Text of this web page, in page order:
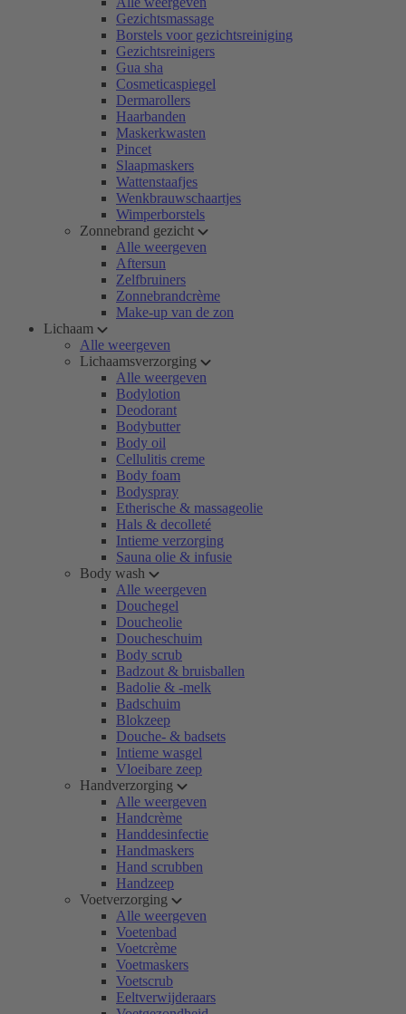
Gezichtsmassage
Borstels voor gezichtsreiniging
Gezichtsreinigers
Gua sha
Cosmeticaspiegel
Dermarollers
Haarbanden
Maskerkwasten
Pincet
Slaapmaskers
Wattenstaafjes
Wenkbrauwschaartjes
Wimperborstels
Zonnebrand gezicht
Alle weergeven
Aftersun
Zelfbruiners
Zonnebrandcrème
Make-up van de zon
Lichaam
Alle weergeven
Lichaamsverzorging
Alle weergeven
Bodylotion
Deodorant
Bodybutter
Body oil
Cellulitis creme
Body foam
Bodyspray
Etherische & massageolie
Hals & decolleté
Intieme verzorging
Sauna olie & infusie
Body wash
Alle weergeven
Douchegel
Doucheolie
Doucheschuim
Body scrub
Badzout & bruisballen
Badolie & -melk
Badschuim
Blokzeep
Douche- & badsets
Intieme wasgel
Vloeibare zeep
Handverzorging
Alle weergeven
Handcrème
Handdesinfectie
Handmaskers
Hand scrubben
Handzeep
Voetverzorging
Alle weergeven
Voetenbad
Voetcrème
Voetmaskers
Voetscrub
Eeltverwijderaars